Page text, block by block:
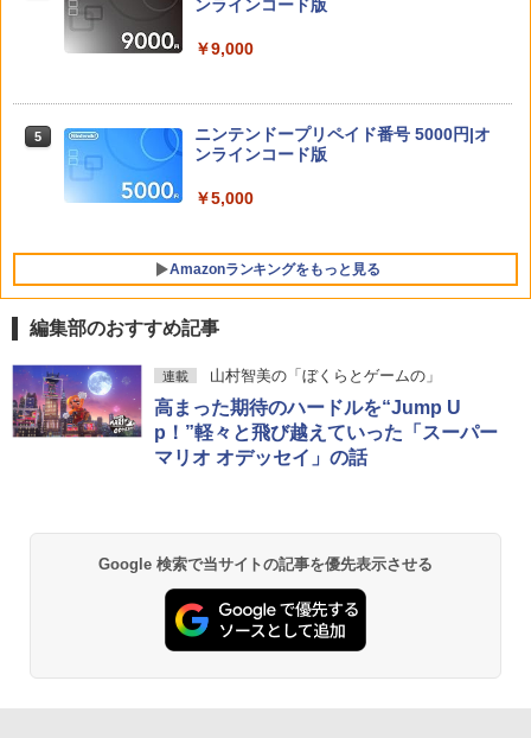
期購入封入特典】DLC)
5
【特典】Starsand Island（スターサン
典】DLCチラシ【白いスポーツカー】)
【中古】ワイヤレスコントローラー (DU
￥3,720
￥5,104
【中古】【Blu−ray】交響詩篇エウレカ
セブン Blu−ray BOX 1 初回限定生
産 ブックレット付 / 京田知己【監督】
￥5,423
ンラインコード版
￥9,000
5
ニンテンドープリペイド番号 5000円|オ
ンラインコード版
￥5,000
Amazonランキングをもっと見る
1
PlayStation 5 デジタル・エディション
日本語専用 Console Language: Japan
ese only (CFI-2200B01)
￥55,000
プロダクトコード 封入
￥7,286
1
【純正品】Xbox ワイヤレス コントロー
ラー + USB-C® ケーブル
￥8,300
￥7,681
3
1
劇場版「鬼滅の刃」無限城編 第一章 猗
窩座再来 通常版 [Blu-ray]
￥3,982
窩座再来 通常版 [DVD]
￥3,523
編集部のおすすめ記事
連載 山村智美の「ぼくらとゲームの」
高まった期待のハードルを“Jump U
p！”軽々と飛び越えていった「スーパー
マリオ オデッセイ」の話
Google 検索で当サイトの記事を優先表示させる